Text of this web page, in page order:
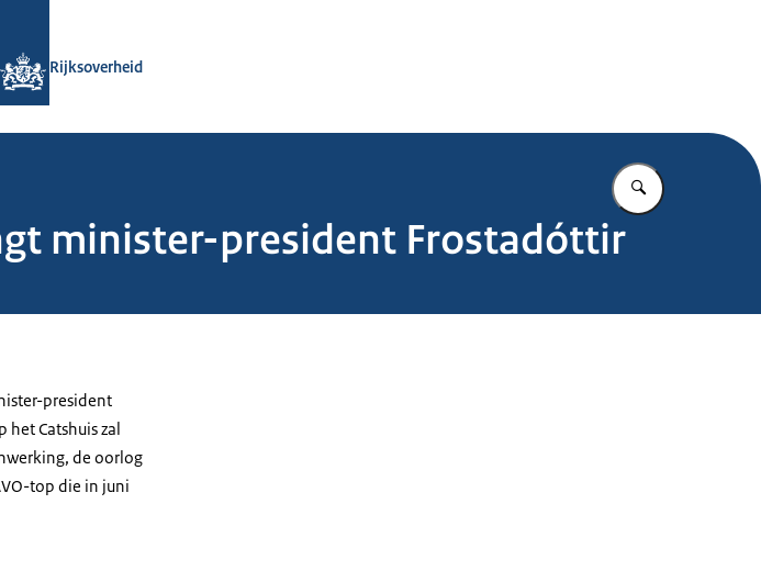
Rijksoverheid
Vul in wat u
minister-president Frostadóttir
president
het Catshuis zal
de oorlog
top die in juni